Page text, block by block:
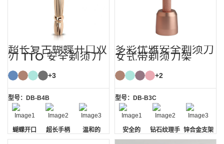
超长复古蝴蝶开口双
刃 TTO 安全剃须刀
+3
型号：DB-B4B
蝴蝶开口 超长手柄 温和的
多彩优雅安全剃须刀
女式带剃须刀架
+2
型号：DB-B3C
安全的
钻石纹理手
柄
锌合金支架